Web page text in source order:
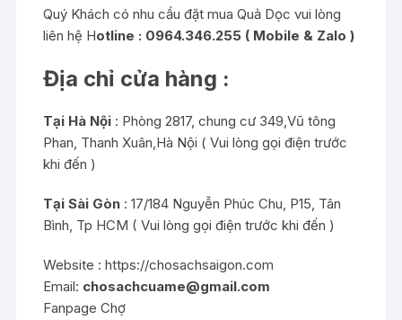
Quý Khách có nhu cầu đặt mua Quả Dọc vui lòng
liên hệ Hotline : 0964.346.255 ( Mobile & Zalo )
Địa chỉ cửa hàng :
Tại Hà Nội : Phòng 2817, chung cư 349,Vũ tông
Phan, Thanh Xuân,Hà Nội ( Vui lòng gọi điện trước
khi đến )
Tại Sài Gòn : 17/184 Nguyễn Phúc Chu, P15, Tân
Bình, Tp HCM ( Vui lòng gọi điện trước khi đến )
Website :https://chosachsaigon.com
Email: chosachcuame@gmail.com
Fanpage Chợ